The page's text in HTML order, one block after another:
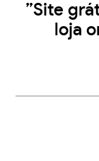
”Site
loja